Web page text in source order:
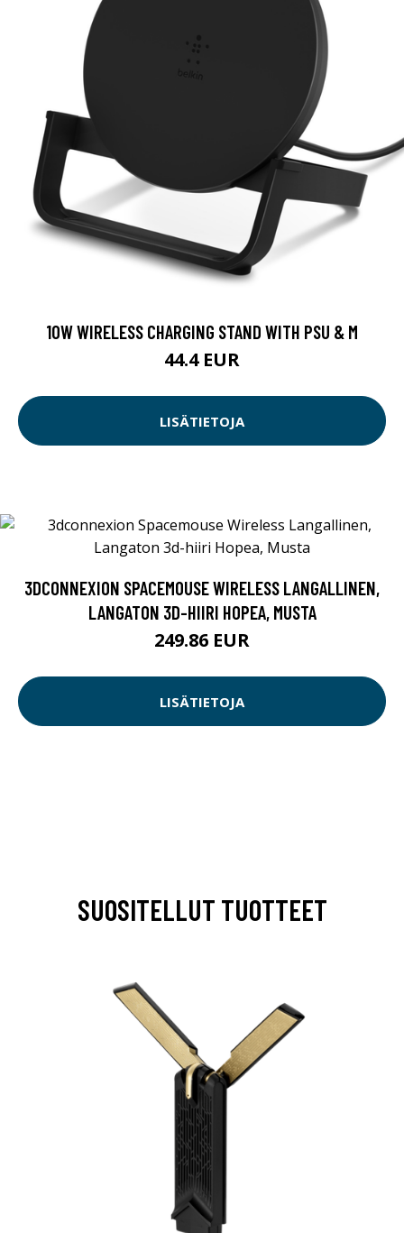
10W WIRELESS CHARGING STAND WITH PSU & M
44.4 EUR
LISÄTIETOJA
3DCONNEXION SPACEMOUSE WIRELESS LANGALLINEN,
LANGATON 3D-HIIRI HOPEA, MUSTA
249.86 EUR
LISÄTIETOJA
SUOSITELLUT TUOTTEET